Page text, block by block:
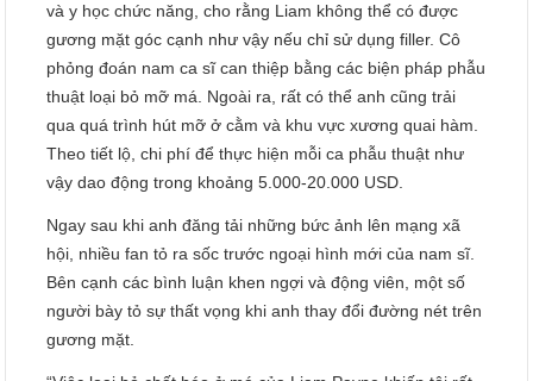
và y học chức năng, cho rằng Liam không thể có được
gương mặt góc cạnh như vậy nếu chỉ sử dụng filler. Cô
phỏng đoán nam ca sĩ can thiệp bằng các biện pháp phẫu
thuật loại bỏ mỡ má. Ngoài ra, rất có thể anh cũng trải
qua quá trình hút mỡ ở cằm và khu vực xương quai hàm.
Theo tiết lộ, chi phí để thực hiện mỗi ca phẫu thuật như
vậy dao động trong khoảng 5.000-20.000 USD.
Ngay sau khi anh đăng tải những bức ảnh lên mạng xã
hội, nhiều fan tỏ ra sốc trước ngoại hình mới của nam sĩ.
Bên cạnh các bình luận khen ngợi và động viên, một số
người bày tỏ sự thất vọng khi anh thay đổi đường nét trên
gương mặt.